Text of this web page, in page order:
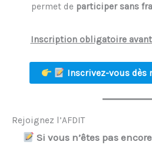
permet de participer sans
Inscription obligatoire avant
Inscrivez-vous dès
Rejoignez l’AFDIT
Si vous n’êtes pas